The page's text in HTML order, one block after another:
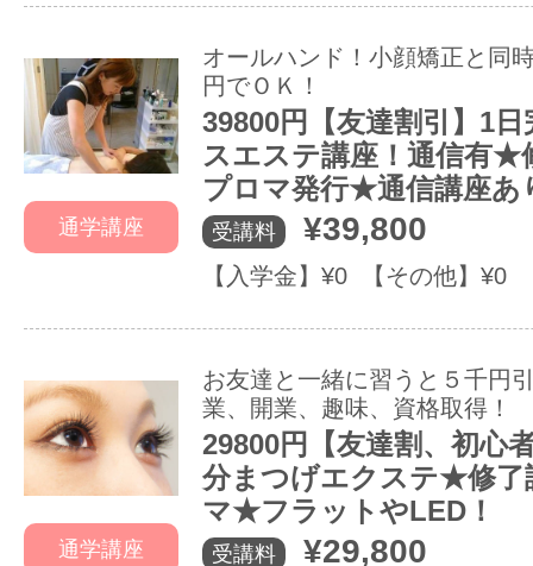
通学講座
オールハンド！小顔矯正と同
円でＯＫ！
39800円【友達割引】1
スエステ講座！通信有★
プロマ発行★通信講座
受講料 ¥39,800
【入学金】¥0 【その他】¥0
通学講座
お友達と一緒に習うと５千円
業、開業、趣味、資格取得！
29800円【友達割、初心
分まつげエクステ★修了
マ★フラットやLED！
受講料 ¥29,800